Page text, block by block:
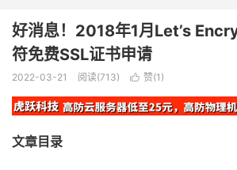
好消息！2018年1月Let’s
符免费SSL证书申请
2022-03-21 阅读(713)  赞(1 )
文章目录